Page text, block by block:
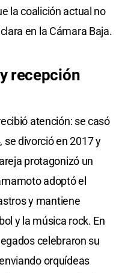
la coalición actual no
en la Cámara Baja.
recepción
atención: se casó
se divorció en 2017 y
protagonizó un
adoptó el
y mantiene
y la música rock. En
celebraron su
orquídeas